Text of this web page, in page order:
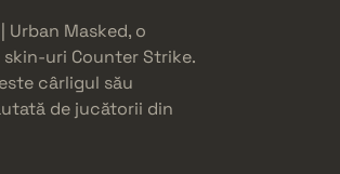
Masked, o
uri Counter Strike.
cârligul său
de jucătorii din